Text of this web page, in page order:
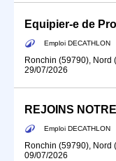
Equipier-e de
Emploi DECATHLON
Ronchin (59790), Nord
29/07/2026
Emploi DECATHLON
Ronchin (59790), Nord
09/07/2026